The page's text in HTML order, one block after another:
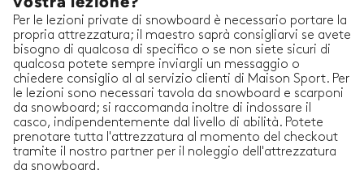
Per le lezioni private di snowboard è necessario portare la
propria attrezzatura; il maestro saprà consigliarvi se avete
bisogno di qualcosa di specifico o se non siete sicuri di
qualcosa potete sempre inviargli un messaggio o
chiedere consiglio al al servizio clienti di Maison Sport. Per
le lezioni sono necessari tavola da snowboard e scarponi
da snowboard; si raccomanda inoltre di indossare il
casco, indipendentemente dal livello di abilità. Potete
prenotare tutta l'attrezzatura al momento del checkout
tramite il nostro partner per il noleggio dell'attrezzatura
da snowboard.